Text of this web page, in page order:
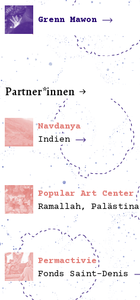
Grenn Mawon
Partner*innen
Navdanya
Indien
Popular Art Center
Ramallah, Palästina
Permactivie
Fonds Saint-Denis